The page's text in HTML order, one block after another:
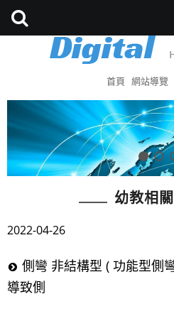
首頁 網站導覽
幼教相
2022-04-26
側彎 非結構型 ( 功能型側
導致側